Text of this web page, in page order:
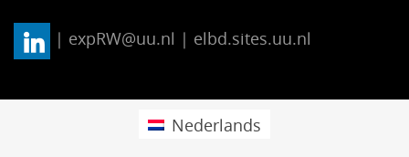
| expRW@uu.nl | elbd.sites.uu.nl
Nederlands